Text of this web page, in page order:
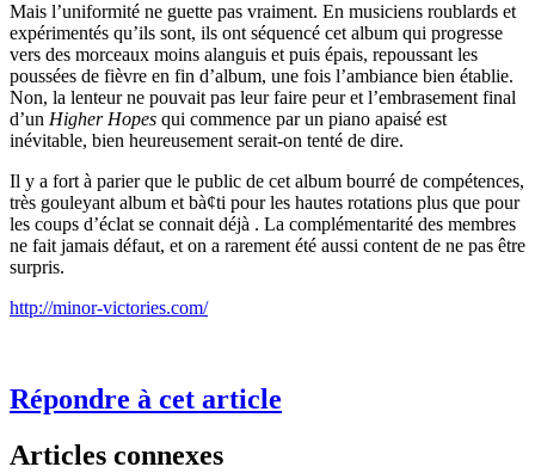
Mais l’uniformité ne guette pas vraiment. En musiciens roublards et
expérimentés qu’ils sont, ils ont séquencé cet album qui progresse
vers des morceaux moins alanguis et puis épais, repoussant les
poussées de fièvre en fin d’album, une fois l’ambiance bien établie.
Non, la lenteur ne pouvait pas leur faire peur et l’embrasement final
d’un Higher Hopes qui commence par un piano apaisé est
inévitable, bien heureusement serait-on tenté de dire.
Il y a fort à parier que le public de cet album bourré de compétences,
très gouleyant album et bà¢ti pour les hautes rotations plus que pour
les coups d’éclat se connait déjà . La complémentarité des membres
ne fait jamais défaut, et on a rarement été aussi content de ne pas être
surpris.
http://minor-victories.com/
Répondre à cet article
Articles connexes